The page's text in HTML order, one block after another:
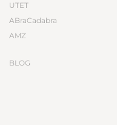
UTET
ABraCadabra
AMZ
BLOG